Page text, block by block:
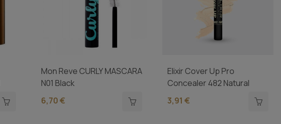
Mon Reve CURLY MASCARA
N01 Black
6,70 €
Elixir Cover Up Pro
Concealer 482 Natural
3,91 €